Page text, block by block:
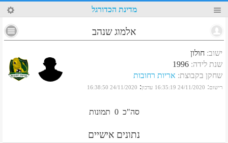
38 מדינת הכדורגל
אלמוג שנהב
ישוב: חולון
שנת לידה:
1996
שחקן בקבוצת: אריות רחובות
רישום:
24/11/2020 16:35:19 עדכון:
24/11/2020 16:38:50
סה"כ 0 תמונות
נתונים אישיים